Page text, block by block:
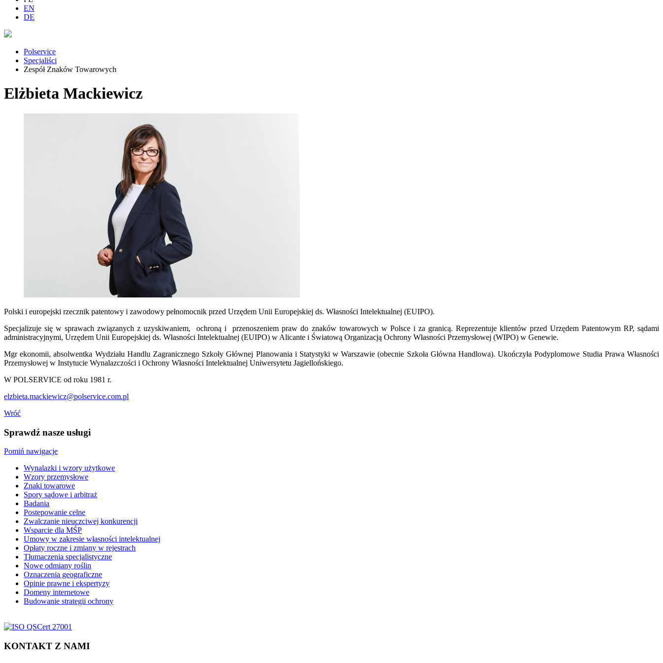
EN
DE
Polservice
Specjaliści
Zespół Znaków Towarowych
Elżbieta Mackiewicz
Polski i europejski rzecznik patentowy i zawodowy pełnomocnik przed Urzędem Unii Europejskiej ds. Własności Intelektualnej (EUIPO).
Specjalizuje się w sprawach związanych z uzyskiwaniem, ochroną i przenoszeniem praw do znaków towarowych w Polsce i za granicą. Reprezentuje klientów przed Urzędem Patentowym RP, sądami
administracyjnymi, Urzędem Unii Europejskiej ds. Własności Intelektualnej (EUIPO) w Alicante i Światową Organizacją Ochrony Własności Przemysłowej (WIPO) w Genewie.
Mgr ekonomii, absolwentka Wydziału Handlu Zagranicznego Szkoły Głównej Planowania i Statystyki w Warszawie (obecnie Szkoła Główna Handlowa). Ukończyła Podyplomowe Studia Prawa Własności
Przemysłowej w Instytucie Wynalazczości i Ochrony Własności Intelektualnej Uniwersytetu Jagiellońskiego.
W POLSERVICE od roku 1981 r.
elzbieta.mackiewicz@polservice.com.pl
Wróć
Sprawdź nasze usługi
Pomiń nawigacje
Wynalazki i wzory użytkowe
Wzory przemysłowe
Znaki towarowe
Spory sądowe i arbitraż
Badania
Postępowanie celne
Zwalczanie nieuczciwej konkurencji
Wsparcie dla MŚP
Umowy w zakresie własności intelektualnej
Opłaty roczne i zmiany w rejestrach
Tłumaczenia specjalistyczne
Nowe odmiany roślin
Oznaczenia geograficzne
Opinie prawne i ekspertyzy
Domeny internetowe
Budowanie strategii ochrony
KONTAKT Z NAMI